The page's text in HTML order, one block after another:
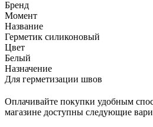
Бренд
Момент
Название
Герметик силиконовый
Цвет
Белый
Назначение
Для герметизации швов
Оплачивайте покупки удобным
магазине доступны следующие